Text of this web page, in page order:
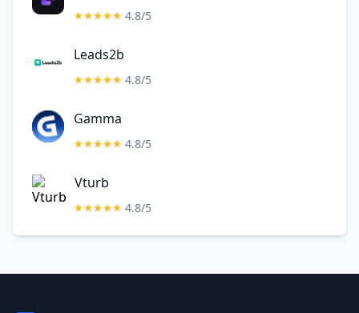
4.8/5
Leads2b
4.8/5
Gamma
4.8/5
Vturb
4.8/5